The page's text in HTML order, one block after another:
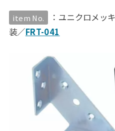
item No. ：ユニクロメッ
装／FRT-041